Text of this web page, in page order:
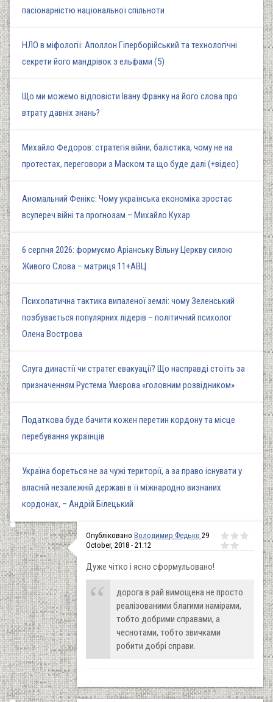
пасіонарністю національної спільноти
НЛО в міфології: Аполлон Гіперборійський та технологічні
секрети його мандрівок з ельфами (5)
Що ми можемо відповісти Івану Франку на його слова про
втрату давніх знань?
Михайло Федоров: стратегія війни, балістика, чому не на
протестах, переговори з Маском та що буде далі (+відео)
Аномальний Фенікс: Чому українська економіка зростає
всупереч війні та прогнозам – Михайло Кухар
6 серпня 2026: формуємо Аріанську Вільну Церкву силою
Живого Слова – матриця 11+АВЦ
Психопатична тактика випаленої землі: чому Зеленський
позбувається популярних лідерів – політичний психолог
Олена Вострова
Слуга династії чи стратег евакуації? Що насправді стоїть за
призначенням Рустема Умєрова «головним розвідником»
Податкова буде бачити кожен перетин кордону та місце
перебування українців
Україна бореться не за чужі території, а за право існувати у
власній незалежній державі в її міжнародно визнаних
кордонах, – Андрій Білецький
Опубліковано Володимир Федько 29
October, 2018 - 21:12
Дуже чітко і ясно сформульовано!
дорога в рай вимощена не просто
реалізованими благими намірами,
тобто добрими справами, а
чеснотами, тобто звичками
робити добрі справи.